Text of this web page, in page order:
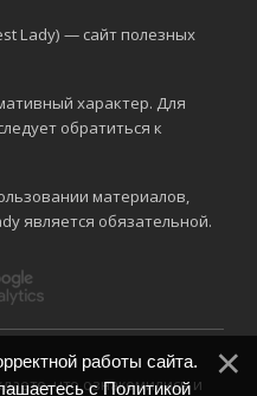
Lady) — сайт полезных
характер. Для
обратиться к
материалов,
является обязательной.
что ознакомились и
работы сайта.
сПолитикой